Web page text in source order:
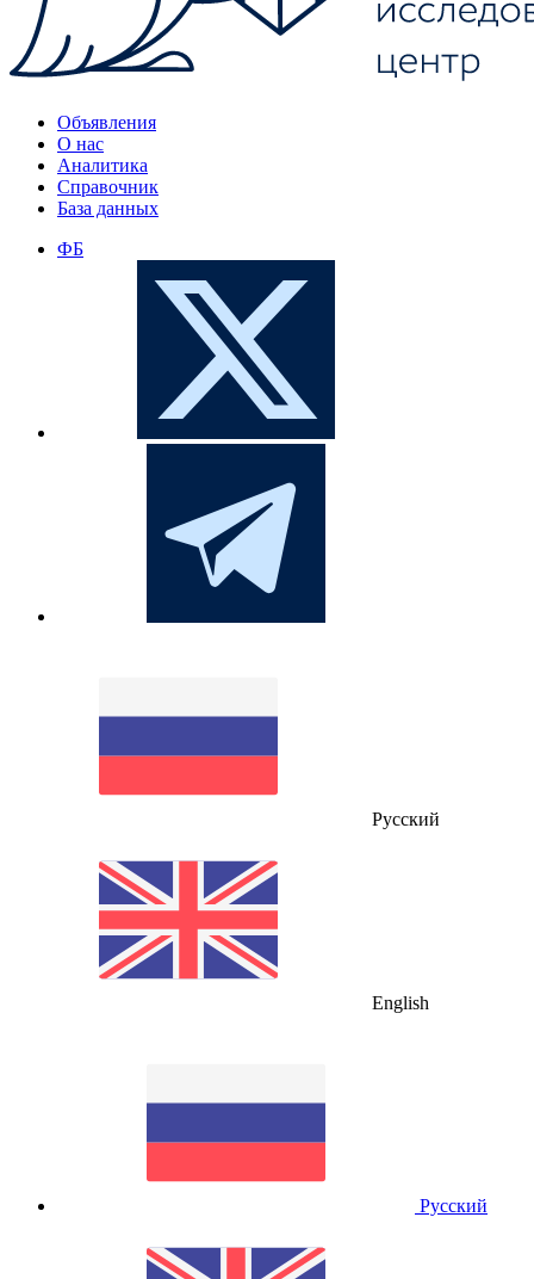
Объявления
О нас
Аналитика
Справочник
База данных
ФБ
Русский
English
Русский